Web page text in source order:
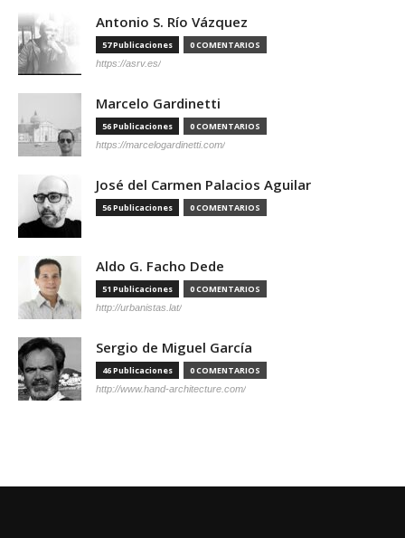
Antonio S. Río Vázquez
57 Publicaciones 0 COMENTARIOS
https://asrv.es/
Marcelo Gardinetti
56 Publicaciones 0 COMENTARIOS
https://marcelogardinetti.com/
José del Carmen Palacios Aguilar
56 Publicaciones 0 COMENTARIOS
Aldo G. Facho Dede
51 Publicaciones 0 COMENTARIOS
http://urbanistas.lat/
Sergio de Miguel García
46 Publicaciones 0 COMENTARIOS
http://www.hand-architecture.com/